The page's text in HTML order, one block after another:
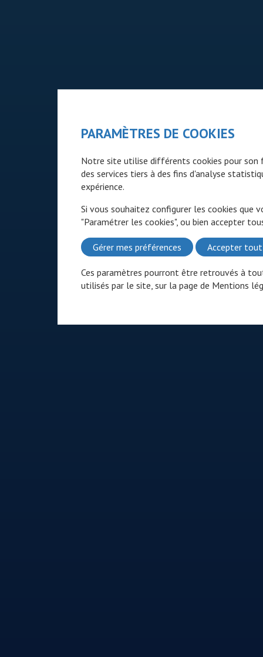
PARAMÈTRES DE COOKIES
Notre site utilise différents cookies pour son
des services tiers à des fins d'analyse
expérience.
Si vous souhaitez configurer les cookies que
"Paramétrer les cookies", ou bien accepter
Gérer mes préférences Accepter tout
Ces paramètres pourront être retrouvés à
utilisés par le site, sur la page de Mentions